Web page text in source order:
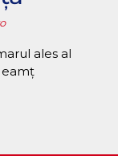
ales al